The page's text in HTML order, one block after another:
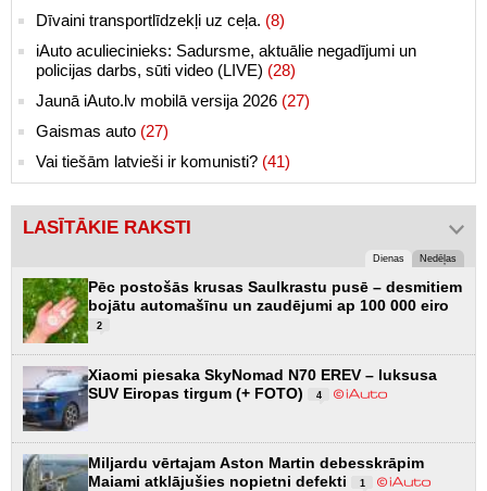
Dīvaini transportlīdzekļi uz ceļa. (8)
iAuto aculiecinieks: Sadursme, aktuālie negadījumi un
policijas darbs, sūti video (LIVE) (28)
Jaunā iAuto.lv mobilā versija 2026 (27)
Gaismas auto (27)
Vai tiešām latvieši ir komunisti? (41)
LASĪTĀKIE RAKSTI
Dienas Nedēļas
Pēc postošās krusas Saulkrastu pusē – desmitiem
bojātu automašīnu un zaudējumi ap 100 000 eiro
2
Xiaomi piesaka SkyNomad N70 EREV – luksusa
SUV Eiropas tirgum (+ FOTO)
4
Miljardu vērtajam Aston Martin debesskrāpim
Maiami atklājušies nopietni defekti
1